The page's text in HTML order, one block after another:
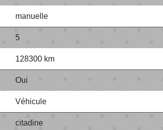
manuelle
5
128300 km
Oui
Véhicule
citadine